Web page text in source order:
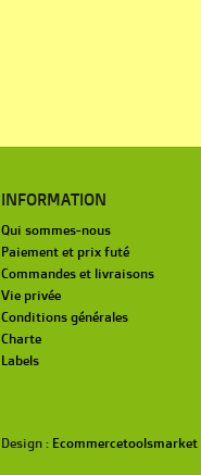
INFORMATION
Qui sommes-nous
Paiement et prix futé
Commandes et livraisons
Vie privée
Conditions générales
Charte
Labels
Design : Ecommercetoolsmarket